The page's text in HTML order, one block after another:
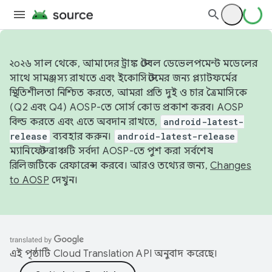
২০২৬ সাল থেকে, আমাদের ট্রাঙ্ক স্টেবল ডেভেলপমেন্ট মডেলের
সাথে সামঞ্জস্য রাখতে এবং ইকোসিস্টেমের জন্য প্ল্যাটফর্মের
স্থিতিশীলতা নিশ্চিত করতে, আমরা প্রতি দুই ও চার ত্রৈমাসিকে
(Q2 এবং Q4) AOSP-তে সোর্স কোড প্রকাশ করব। AOSP
বিল্ড করতে এবং এতে অবদান রাখতে,
android-latest-
release ব্যবহার করুন। android-latest-release
ম্যানিফেস্ট ব্রাঞ্চটি সর্বদা AOSP-তে পুশ করা সর্বশেষ
রিলিজটিকে রেফারেন্স করবে। আরও তথ্যের জন্য, Changes
to AOSP দেখুন।
এই পৃষ্ঠাটি Cloud Translation API অনুবাদ করেছে।